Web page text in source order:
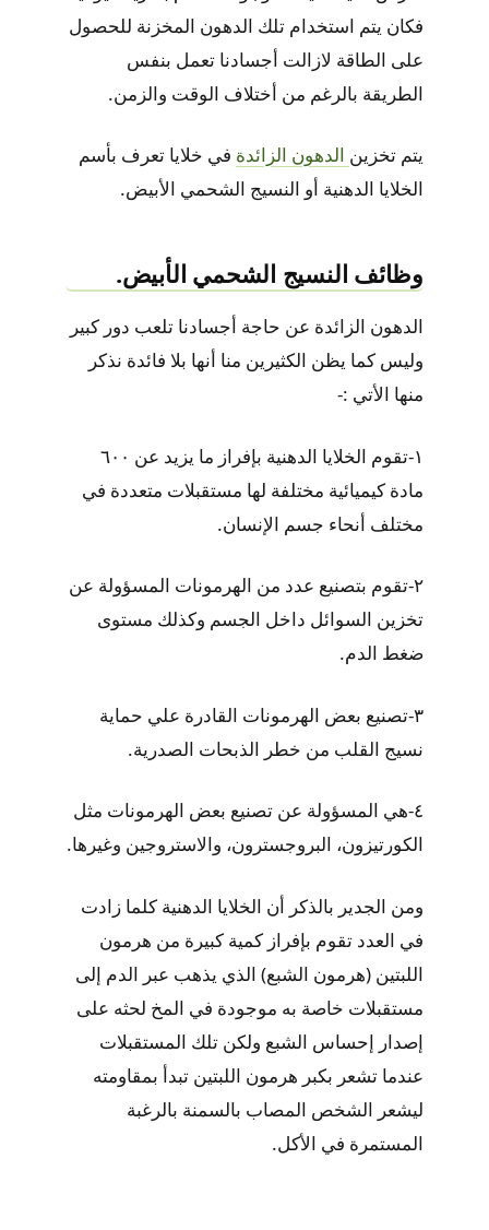
فكان يتم استخدام تلك الدهون المخزنة للحصول
على الطاقة لازالت أجسادنا تعمل بنفس
الطريقة بالرغم من أختلاف الوقت والزمن.
يتم تخزين الدهون الزائدة في خلايا تعرف بأسم
الخلايا الدهنية أو النسيج الشحمي الأبيض.
وظائف النسيج الشحمي الأبيض.
الدهون الزائدة عن حاجة أجسادنا تلعب دور كبير
وليس كما يظن الكثيرين منا أنها بلا فائدة نذكر
منها الأتي :-
١-تقوم الخلايا الدهنية بإفراز ما يزيد عن ٦٠٠
مادة كيميائية مختلفة لها مستقبلات متعددة في
مختلف أنحاء جسم الإنسان.
٢-تقوم بتصنيع عدد من الهرمونات المسؤولة عن
تخزين السوائل داخل الجسم وكذلك مستوى
ضغط الدم.
٣-تصنيع بعض الهرمونات القادرة علي حماية
نسيج القلب من خطر الذبحات الصدرية.
٤-هي المسؤولة عن تصنيع بعض الهرمونات مثل
الكورتيزون، البروجسترون، والاستروجين وغيرها.
ومن الجدير بالذكر أن الخلايا الدهنية كلما زادت
في العدد تقوم بإفراز كمية كبيرة من هرمون
اللبتين (هرمون الشبع) الذي يذهب عبر الدم إلى
مستقبلات خاصة به موجودة في المخ لحثه على
إصدار إحساس الشبع ولكن تلك المستقبلات
عندما تشعر بكبر هرمون اللبتين تبدأ بمقاومته
ليشعر الشخص المصاب بالسمنة بالرغبة
المستمرة في الأكل.